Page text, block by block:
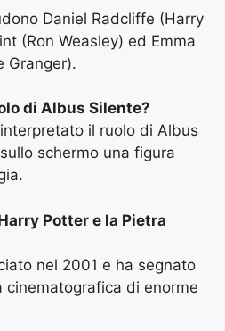
Daniel Radcliffe (Harry
(Ron Weasley) ed Emma
Granger).
di Albus Silente?
il ruolo di Albus
schermo una figura
Potter e la Pietra
nel 2001 e ha segnato
cinematografica di enorme